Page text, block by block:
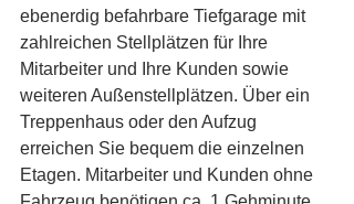
ebenerdig befahrbare Tiefgarage mit
zahlreichen Stellplätzen für Ihre
Mitarbeiter und Ihre Kunden sowie
weiteren Außenstellplätzen. Über ein
Treppenhaus oder den Aufzug
erreichen Sie bequem die einzelnen
Etagen. Mitarbeiter und Kunden ohne